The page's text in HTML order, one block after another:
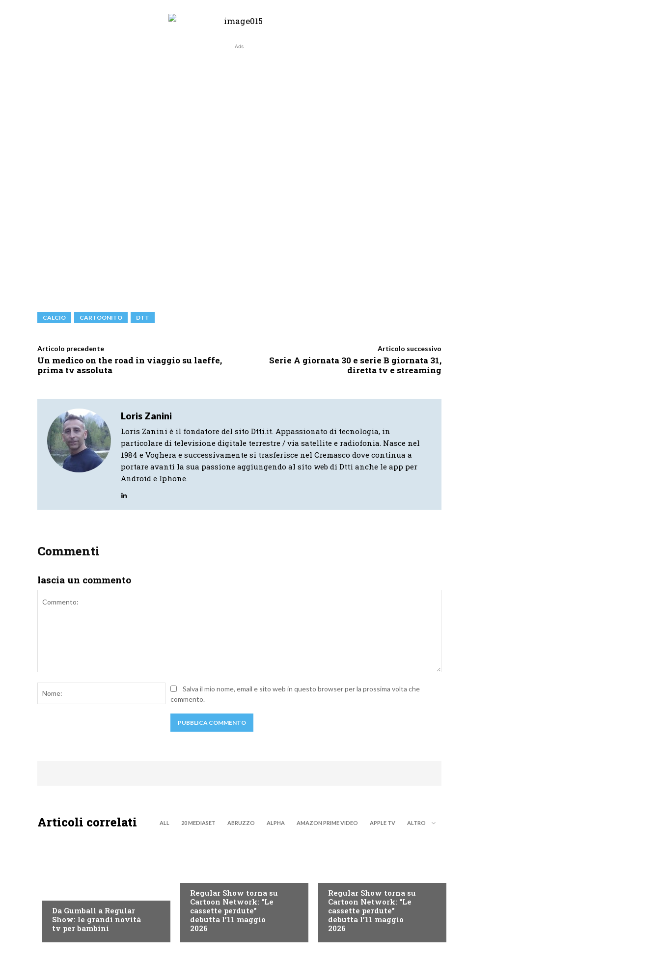
Ads
CALCIO CARTOONITO DTT
Articolo precedente
Un medico on the road in viaggio su laeffe,
prima tv assoluta
Articolo successivo
Serie A giornata 30 e serie B giornata 31,
diretta tv e streaming
Loris Zanini
Loris Zanini è il fondatore del sito Dtti.it. Appassionato di tecnologia, in
particolare di televisione digitale terrestre / via satellite e radiofonia. Nasce nel
1984 e Voghera e successivamente si trasferisce nel Cremasco dove continua a
portare avanti la sua passione aggiungendo al sito web di Dtti anche le app per
Android e Iphone.
Commenti
lascia un commento
Nome:Salva il mio nome, email e sito web in questo browser per la prossima volta che
commento.
Articoli correlati ALL 20 MEDIASET ABRUZZO ALPHA AMAZON PRIME VIDEO APPLE TV ALTRO
Da Gumball a Regular
Show: le grandi novità
tv per bambini
Regular Show torna su
Cartoon Network: “Le
cassette perdute”
debutta l’11 maggio
2026
Regular Show torna su
Cartoon Network: “Le
cassette perdute”
debutta l’11 maggio
2026